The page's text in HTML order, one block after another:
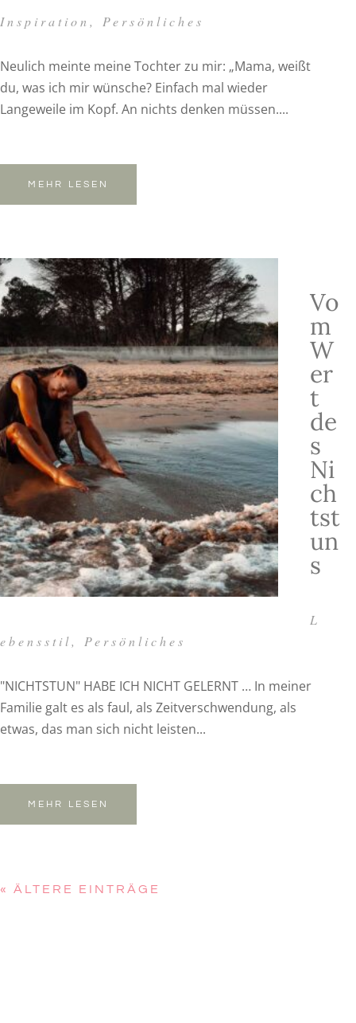
Inspiration , Persönliches
Neulich meinte meine Tochter zu mir: „Mama, weißt
du, was ich mir wünsche? Einfach mal wieder
Langeweile im Kopf. An nichts denken müssen....
MEHR LESEN
Vo
m
W
er
t
de
s
Ni
ch
tst
un
s
L
ebensstil, Persönliches
"NICHTSTUN" HABE ICH NICHT GELERNT … In meiner
Familie galt es als faul, als Zeitverschwendung, als
etwas, das man sich nicht leisten...
MEHR LESEN
« ÄLTERE EINTRÄGE